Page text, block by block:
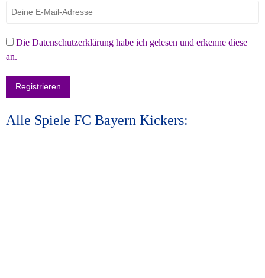
Die Datenschutzerklärung habe ich gelesen und erkenne diese
an.
Alle Spiele FC Bayern Kickers: